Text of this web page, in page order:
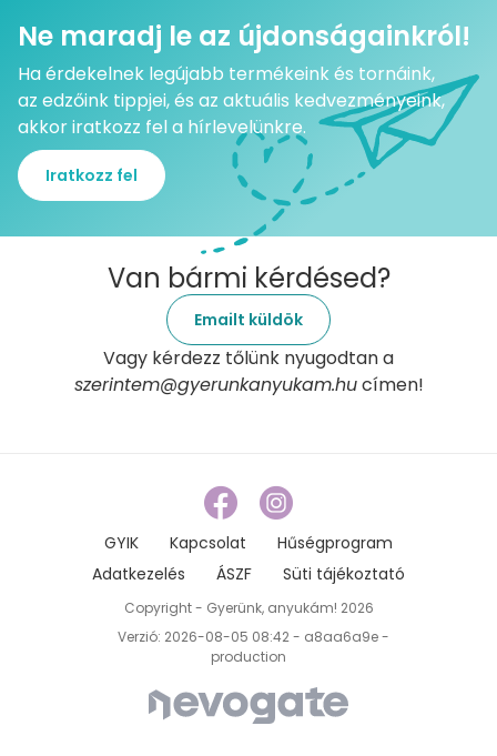
Ne maradj le az újdonságainkról!
Ha érdekelnek legújabb termékeink és tornáink,
az edzőink tippjei, és az aktuális kedvezményeink,
akkor iratkozz fel a hírlevelünkre.
Iratkozz fel
Van bármi kérdésed?
Emailt küldök
Vagy kérdezz tőlünk nyugodtan a
szerintem@gyerunkanyukam.hucímen!
GYIK Kapcsolat
Hűségprogram
Adatkezelés
ÁSZF Süti tájékoztató
Copyright - Gyerünk, anyukám! 2026
Verzió: 2026-08-05 08:42 - a8aa6a9e -
production